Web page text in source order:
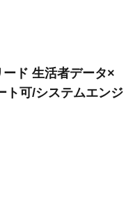
ド 生活者データ×
ト可/システムエンジ